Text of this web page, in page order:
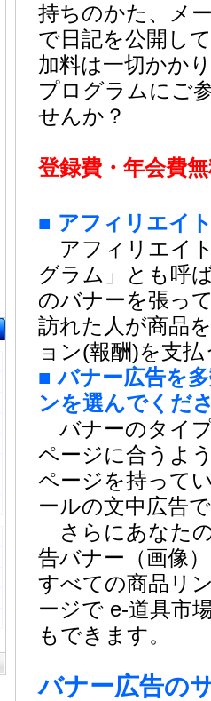
持ちのかた、メ
で日記を公開し
加料は一切かか
プログラムにご
せんか？
登録費・年会費
■ アフィリエイ
アフィリエイ
グラム」とも呼
のバナーを張っ
訪れた人が商品
ョン(報酬)を支
■バナー広告を
ンを選んでくだ
バナーのタイ
ページに合うよ
ページを持って
ールの文中広告
さらにあなた
告バナー（画像
すべての商品リ
ージで e-道具市
もできます。
バナー広告の